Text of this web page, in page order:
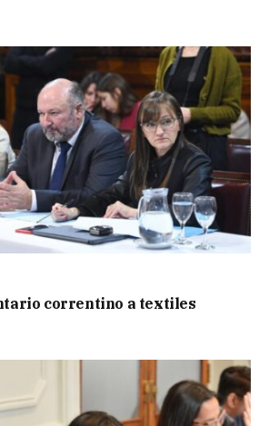
correntino a textiles